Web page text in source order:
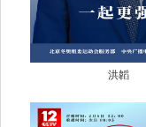
洪韜